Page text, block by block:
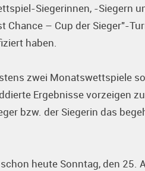
Siegerinnen, -Siegern
Chance – Cup der Sieger"-
haben.
zwei Monatswettspiele
Ergebnisse vorzeigen
bzw. der Siegerin das
schon heute Sonntag, den